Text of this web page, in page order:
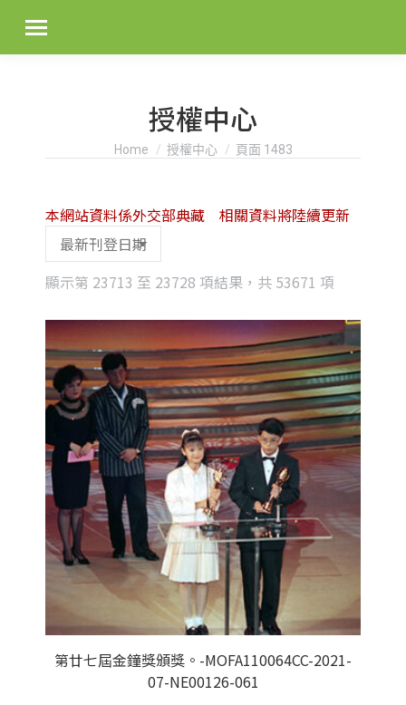
授權中心
You are here:
Home 授權中心 頁面 1483
顯示第 23713 至 23728 項結果，共 53671 項
latest
本網站資料係外交部典藏 相關資料將陸續更新
第廿七屆金鐘獎頒獎。-MOFA110064CC-2021-
07-NE00126-061